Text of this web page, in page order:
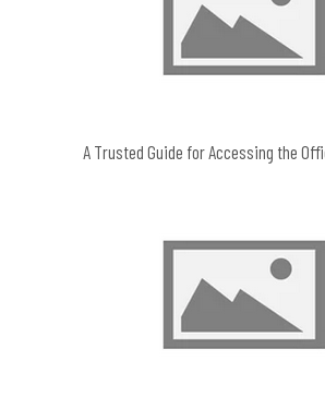
A Trusted Guide for Accessing the